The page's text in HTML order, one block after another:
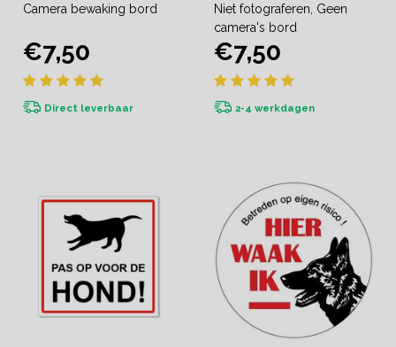
Camera bewaking bord
€7,50
Direct leverbaar
Niet fotograferen, Geen
camera's bord
€7,50
2-4 werkdagen